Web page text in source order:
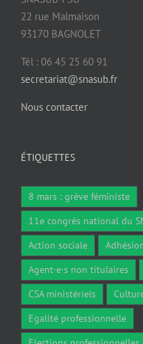
22 rue Malmaison
93170 BAGNOLET
Tél : 06 45 25 60 91
secretariat@snasub.fr
Nous contacter
ÉTIQUETTES
8 mars : grève féministe
11e congrès national du
Action sociale
Agent·e·s non titulaires
CSA ministériels
Egalité professionnelle